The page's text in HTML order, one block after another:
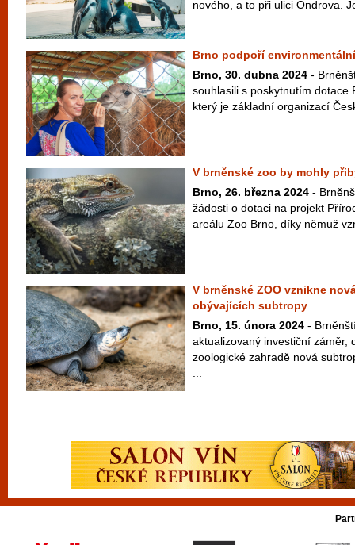
nového, a to při ulici Ondrova.
Brno podpoří
Brno, 30. dubna 2024 -
souhlasili s poskytnutím dotace
který je základní organizací
V brněnské zoo by mohly
Brno, 26. března 2024 -
žádosti o dotaci na projekt
areálu Zoo Brno, díky němuž
V brněnské ZOO vznikne
obývajících subtropy
Brno, 15. února 2024 -
aktualizovaný investiční záměr,
zoologické zahradě nová